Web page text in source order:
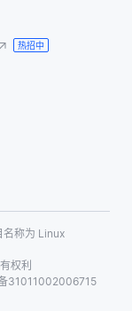
热招中
名称为 Linux
权利
31011002006715